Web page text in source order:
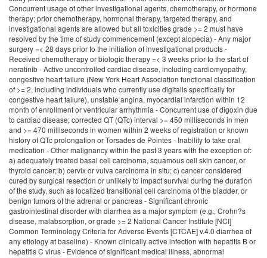
Concurrent usage of other investigational agents, chemotherapy, or hormone
therapy; prior chemotherapy, hormonal therapy, targeted therapy, and
investigational agents are allowed but all toxicities grade >= 2 must have
resolved by the time of study commencement (except alopecia) - Any major
surgery =< 28 days prior to the initiation of investigational products -
Received chemotherapy or biologic therapy =< 3 weeks prior to the start of
neratinib - Active uncontrolled cardiac disease, including cardiomyopathy,
congestive heart failure (New York Heart Association functional classification
of >= 2, including individuals who currently use digitalis specifically for
congestive heart failure), unstable angina, myocardial infarction within 12
month of enrollment or ventricular arrhythmia - Concurrent use of digoxin due
to cardiac disease; corrected QT (QTc) interval >= 450 milliseconds in men
and >= 470 milliseconds in women within 2 weeks of registration or known
history of QTc prolongation or Torsades de Pointes - Inability to take oral
medication - Other malignancy within the past 3 years with the exception of:
a) adequately treated basal cell carcinoma, squamous cell skin cancer, or
thyroid cancer; b) cervix or vulva carcinoma in situ; c) cancer considered
cured by surgical resection or unlikely to impact survival during the duration
of the study, such as localized transitional cell carcinoma of the bladder, or
benign tumors of the adrenal or pancreas - Significant chronic
gastrointestinal disorder with diarrhea as a major symptom (e.g., Crohn?s
disease, malabsorption, or grade >= 2 National Cancer Institute [NCI]
Common Terminology Criteria for Adverse Events [CTCAE] v.4.0 diarrhea of
any etiology at baseline) - Known clinically active infection with hepatitis B or
hepatitis C virus - Evidence of significant medical illness, abnormal